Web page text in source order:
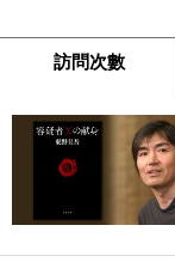
訪問次數